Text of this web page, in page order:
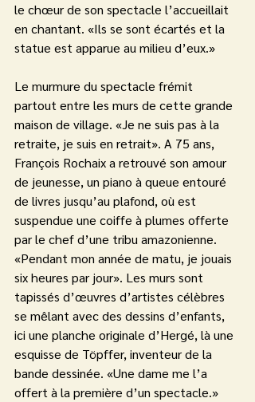
le chœur de son spectacle l’accueillait
en chantant. «Ils se sont écartés et la
statue est apparue au milieu d’eux.»
Le murmure du spectacle frémit
partout entre les murs de cette grande
maison de village. «Je ne suis pas à la
retraite, je suis en retrait». A 75 ans,
François Rochaix a retrouvé son amour
de jeunesse, un piano à queue entouré
de livres jusqu’au plafond, où est
suspendue une coiffe à plumes offerte
par le chef d’une tribu amazonienne.
«Pendant mon année de matu, je jouais
six heures par jour». Les murs sont
tapissés d’œuvres d’artistes célèbres
se mêlant avec des dessins d’enfants,
ici une planche originale d’Hergé, là une
esquisse de Töpffer, inventeur de la
bande dessinée. «Une dame me l’a
offert à la première d’un spectacle.»